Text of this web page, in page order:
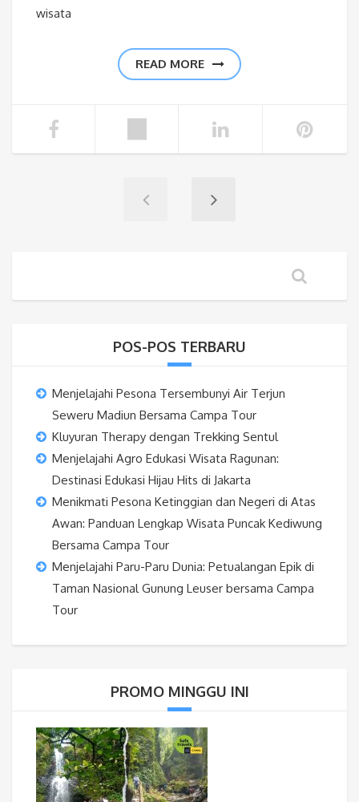
wisata
READ MORE
POS-POS TERBARU
Menjelajahi Pesona Tersembunyi Air Terjun
Seweru Madiun Bersama Campa Tour
Kluyuran Therapy dengan Trekking Sentul
Menjelajahi Agro Edukasi Wisata Ragunan:
Destinasi Edukasi Hijau Hits di Jakarta
Menikmati Pesona Ketinggian dan Negeri di Atas
Awan: Panduan Lengkap Wisata Puncak Kediwung
Bersama Campa Tour
Menjelajahi Paru-Paru Dunia: Petualangan Epik di
Taman Nasional Gunung Leuser bersama Campa
Tour
PROMO MINGGU INI